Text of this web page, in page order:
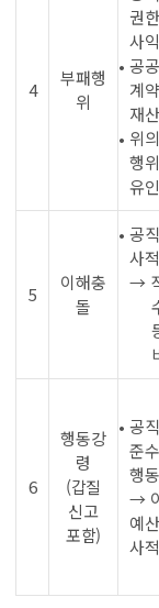
4
부패행
위
권
사
• 공
계
재
• 위
행
유
5
이해충
돌
• 공
사
→
6
행동강
령
(갑질
신고
포함)
• 공
준
행
→
예
사